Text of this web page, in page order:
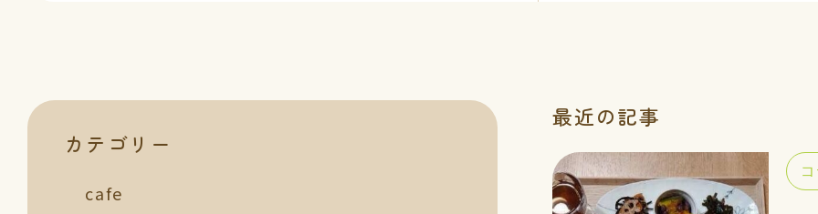
カテゴリー
cafe
最近の記事